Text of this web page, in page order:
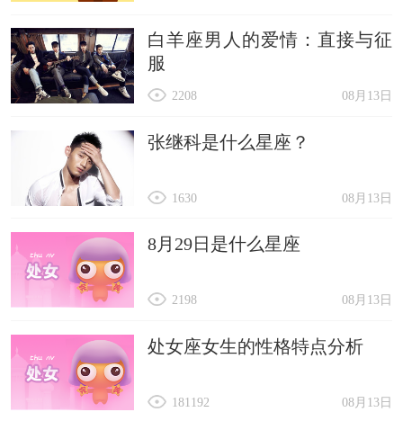
白羊座男人的爱情：直接与征
服
08月13日
2208
张继科是什么星座？
08月13日
1630
8月29日是什么星座
08月13日
2198
处女座女生的性格特点分析
08月13日
181192